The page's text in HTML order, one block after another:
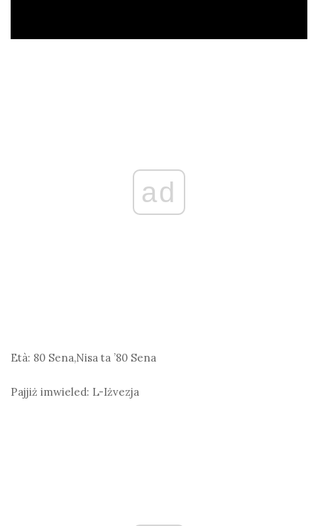
ad
Età: 80 Sena,Nisa ta ’80 Sena
Pajjiż imwieled: L-Iżvezja